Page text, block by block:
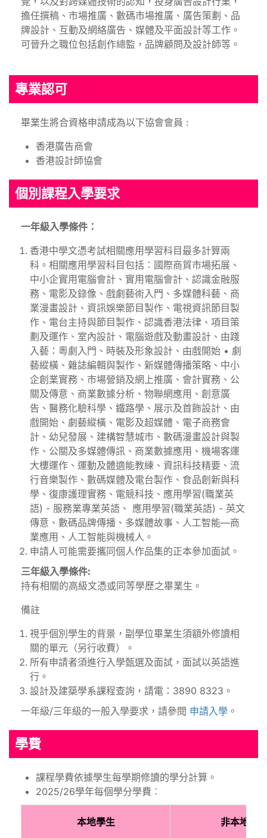
擔任撰稿、市場推廣、數碼市場推廣、廣告策劃、品
牌設計、互動及網絡廣告、媒體及平面設計等工作。
可晉升之職位包括創作總監，品牌顧問及設計師等。
專業認可
畢業生將合資格申請成為以下協會會員 :
香港廣告商會
香港設計師協會
個別課程入學要求
一年級入學條件：
香港中學文憑考試相關應用學習科目最多計算兩
科。相關應用學習科目包括︰國際商貿市場拓展、
中小企實用電腦會計、實用電腦會計、認識金融服
務、電影及錄像、戲劇藝術入門、多媒體科藝、商
業漫畫設計、資訊娛樂節目製作、電視資訊節目製
作、電台主持與節目製作、認識香港法律、項目策
劃及運作、室內設計、電腦遊戲及動畫設計、由踐
入藝：粵劇入門、時裝及形象設計、由戲開始 • 劇
藝縱橫、雜誌編輯與製作、新媒體傳播策略、中小
企創業實務、市場營銷及網上推廣、會計實務、公
關及傳意、商業數據分析、物聯網應用、創意廣
告、醫務化驗科學、鐵路學、展示及首飾設計、由
戲開始、劇藝縱橫、電影及超媒體、電子商務會
計、幼兒發展、建構智慧城市、數碼漫畫設計與製
作、公關及多媒體傳訊、商業數據應用、機場客運
大樓運作、運動及體適能教練、資訊科技精要、流
行音樂製作、數碼媒體及電台製作、食品創新與科
學、復康護理實務、電競科技、應用學習(職業英
語) - 服務業專業英語、 應用學習(職業英語) - 英文
傳意、數碼品牌傳播、多媒體故事、人工智能―商
業應用、人工智能與機械人。
申請人可能需要攜同個人作品集的正本參加面試。
三年級入學條件:
持有相關的高級文憑或同等學歷之畢業生。
備註
視乎個別學生的背景，副學位畢業生須額外修讀相
關的單元（另行收費）。
所有申請者須進行入學甄選及面試，面試以英語進
行。
設計及建築學系課程查詢，請電：3890 8323。
一年級/三年級的一般入學要求，請參閱 申請入學 。
學費
課程學費依據學生每學期修讀的學分計算。
2025/26學年每個學分學費︰
本地學生 非本地學